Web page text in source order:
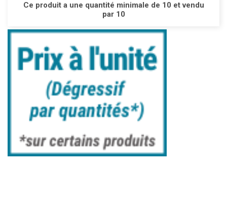
Ce produit a une quantité minimale de 10 et vendu
par 10